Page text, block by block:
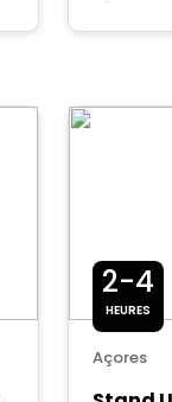
2-4
HEURES
Açores